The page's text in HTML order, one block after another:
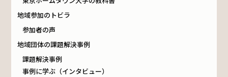
地域参加のトビラ
参加者の声
地域団体の課題解決事例
課題解決事例
事例に学ぶ（インタビュー）